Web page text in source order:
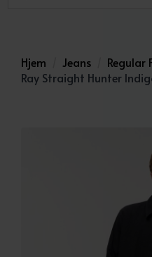
Hjem Jeans
Regular
Ray Straight Hunter